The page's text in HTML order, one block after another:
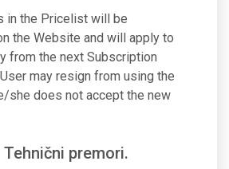
in the Pricelist will be
the Website and will apply to
from the next Subscription
may resign from using the
she does not accept the new
Tehnični premori.